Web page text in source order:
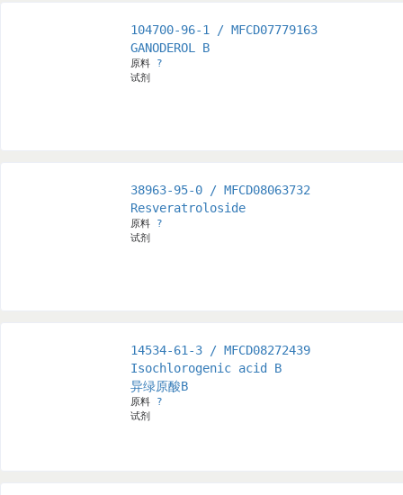
104700-96-1 / MFCD07779163
GANODEROL B
原料 ?
试剂
38963-95-0 / MFCD08063732
Resveratroloside
原料 ?
试剂
14534-61-3 / MFCD08272439
Isochlorogenic acid B
异绿原酸B
原料 ?
试剂